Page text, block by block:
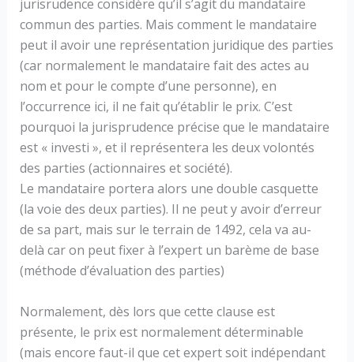
jurisrudence considère qu’il s’agit du mandataire
commun des parties. Mais comment le mandataire
peut il avoir une représentation juridique des parties
(car normalement le mandataire fait des actes au
nom et pour le compte d’une personne), en
l’occurrence ici, il ne fait qu’établir le prix. C’est
pourquoi la jurisprudence précise que le mandataire
est « investi », et il représentera les deux volontés
des parties (actionnaires et société).
Le mandataire portera alors une double casquette
(la voie des deux parties). Il ne peut y avoir d’erreur
de sa part, mais sur le terrain de 1492, cela va au-
delà car on peut fixer à l’expert un barème de base
(méthode d’évaluation des parties)
Normalement, dès lors que cette clause est
présente, le prix est normalement déterminable
(mais encore faut-il que cet expert soit indépendant